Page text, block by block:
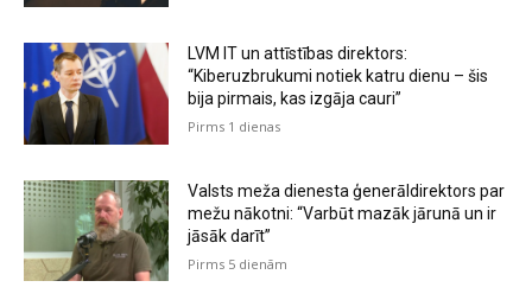
LVM IT un attīstības direktors:
“Kiberuzbrukumi notiek katru dienu – šis
bija pirmais, kas izgāja cauri”
Pirms 1 dienas
Valsts meža dienesta ģenerāldirektors par
mežu nākotni: “Varbūt mazāk jārunā un ir
jāsāk darīt”
Pirms 5 dienām